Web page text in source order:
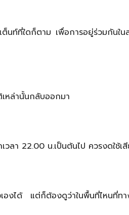
ที่
นท์ที่ใดก็ตาม เพื่อการอยู่ร่วมกันใน
เหล่านั้นกลับออกมา
วลา 22.00 น.เป็นต้นไป ควรงดใช้เ
เองได้ แต่ก็ต้องดูว่าในพื้นที่ไหนที่ท